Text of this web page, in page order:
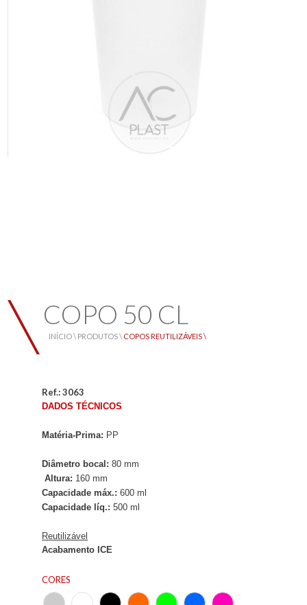
COPO 50 CL
INÍCIO \ PRODUTOS \ COPOS REUTILIZÁVEIS \
Ref.: 3063
DADOS TÉCNICOS
Matéria-Prima: PP
Diâmetro bocal: 80 mm
Altura: 160 mm
Capacidade máx.: 600 ml
Capacidade líq.: 500 ml
Reutilizável
Acabamento ICE
CORES